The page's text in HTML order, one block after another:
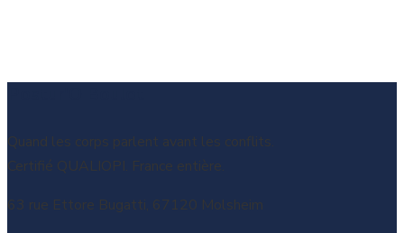
Quand les corps parlent avant les conflits.
Certifié QUALIOPI. France entière.
63 rue Ettore Bugatti, 67120 Molsheim